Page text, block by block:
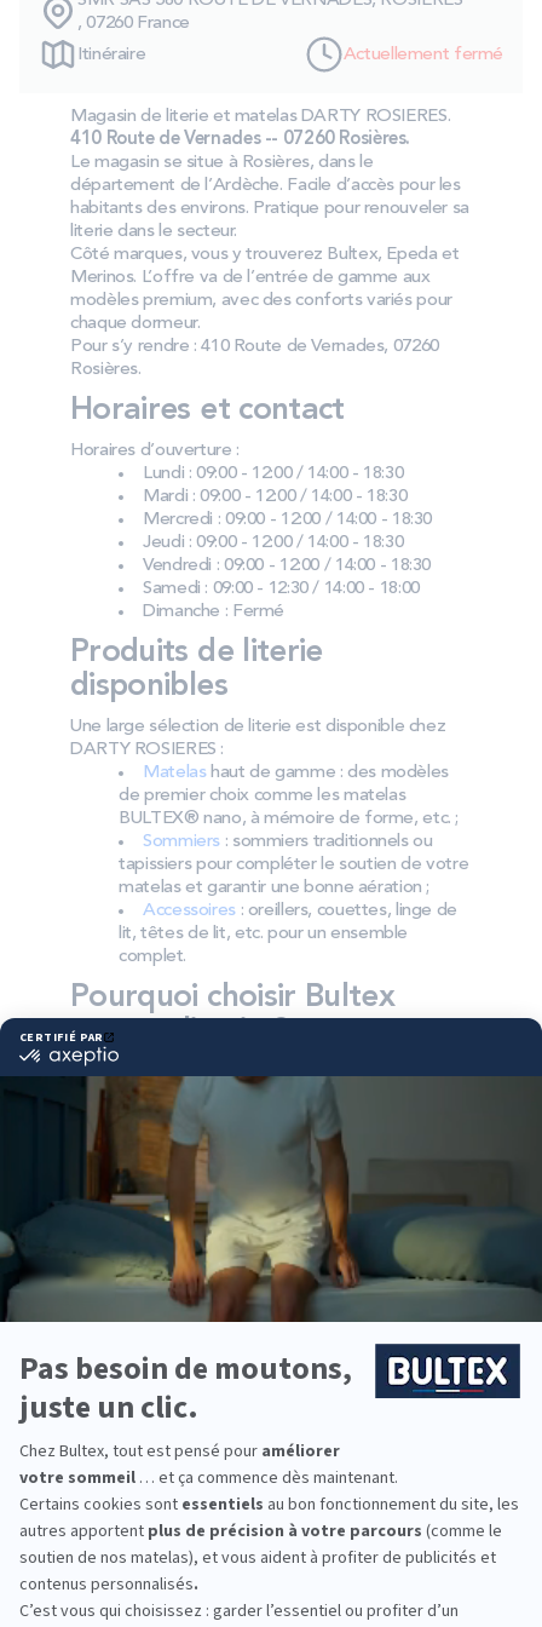
PROMOS
Nos engagements
Storelocator
Contact
Mon compte
, 07260 France
Itinéraire
Actuellement fermé
Magasin de literie et matelas DARTY ROSIERES.
410 Route de Vernades -- 07260 Rosières.
Le magasin se situe à Rosières, dans le
département de l’Ardèche. Facile d’accès pour les
habitants des environs. Pratique pour renouveler sa
literie dans le secteur.
Côté marques, vous y trouverez Bultex, Epeda et
Merinos. L’offre va de l’entrée de gamme aux
modèles premium, avec des conforts variés pour
chaque dormeur.
Pour s’y rendre : 410 Route de Vernades, 07260
Rosières.
Horaires et contact
Horaires d’ouverture :
Lundi : 09:00 - 12:00 / 14:00 - 18:30
Mardi : 09:00 - 12:00 / 14:00 - 18:30
Mercredi : 09:00 - 12:00 / 14:00 - 18:30
Jeudi : 09:00 - 12:00 / 14:00 - 18:30
Vendredi : 09:00 - 12:00 / 14:00 - 18:30
Samedi : 09:00 - 12:30 / 14:00 - 18:00
Dimanche : Fermé
Produits de literie
disponibles
Une large sélection de literie est disponible chez
DARTY ROSIERES :
Matelashaut de gamme : des modèles
de premier choix comme les matelas
BULTEX® nano, à mémoire de forme, etc. ;
Sommiers : sommiers traditionnels ou
tapissiers pour compléter le soutien de votre
matelas et garantir une bonne aération ;
Accessoires: oreillers, couettes, linge de
lit, têtes de lit, etc. pour un ensemble
complet.
Pourquoi choisir Bultex
comme literie ?
Bultex est l’une des marques préférées des
Français et la plus détenue*. Son savoir‑faire
reconnu et ses mousses haute performance
accompagnent le sommeil depuis des décennies.
La gamme couvre de nombreuses fermetés, du
moelleux au très ferme. Associés au sommier
adapté, les matelas offrent un soutien ajusté et
une aération efficace selon vos besoins.
Pour la chambre parentale, celle des enfants ou
une chambre d’amis, Bultex permet d’équiper
toute la famille avec des conforts pensés pour
chaque profil de dormeur.
*Marque la plus détenue : 18 599 personnes
interrogées de février 2019 à mars 2025. Institut
avant d’acheter
Passez en magasin pour comparer les conforts.
Allongez‑vous, changez de position, testez
plusieurs fermetés. Ces essais vous aideront à
choisir sereinement le bon duo matelas‑sommier.